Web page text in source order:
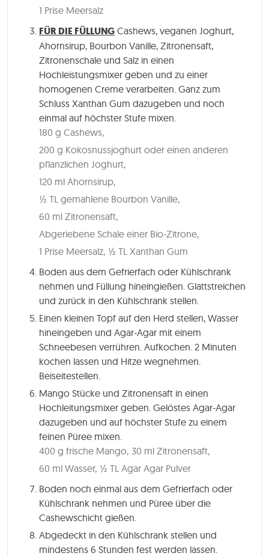
1 Prise Meersalz
FÜR DIE FÜLLUNG Cashews, veganen Joghurt,
Ahornsirup, Bourbon Vanille, Zitronensaft,
Zitronenschale und Salz in einen
Hochleistungsmixer geben und zu einer
homogenen Creme verarbeiten. Ganz zum
Schluss Xanthan Gum dazugeben und noch
einmal auf höchster Stufe mixen.
180 g Cashews,
200 g Kokosnussjoghurt oder einen anderen
pflanzlichen Joghurt,
120 ml Ahornsirup,
½ TL gemahlene Bourbon Vanille,
60 ml Zitronensaft,
Abgeriebene Schale einer Bio-Zitrone,
1 Prise Meersalz, ½ TL Xanthan Gum
Boden aus dem Gefrierfach oder Kühlschrank
nehmen und Füllung hineingießen. Glattstreichen
und zurück in den Kühlschrank stellen.
Einen kleinen Topf auf den Herd stellen, Wasser
hineingeben und Agar-Agar mit einem
Schneebesen verrühren. Aufkochen. 2 Minuten
kochen lassen und Hitze wegnehmen.
Beiseitestellen.
Mango Stücke und Zitronensaft in einen
Hochleitungsmixer geben. Gelöstes Agar-Agar
dazugeben und auf höchster Stufe zu einem
feinen Püree mixen.
400 g frische Mango, 30 ml Zitronensaft,
60 ml Wasser, ½ TL Agar Agar Pulver
Boden noch einmal aus dem Gefrierfach oder
Kühlschrank nehmen und Püree über die
Cashewschicht gießen.
Abgedeckt in den Kühlschrank stellen und
mindestens 6 Stunden fest werden lassen.